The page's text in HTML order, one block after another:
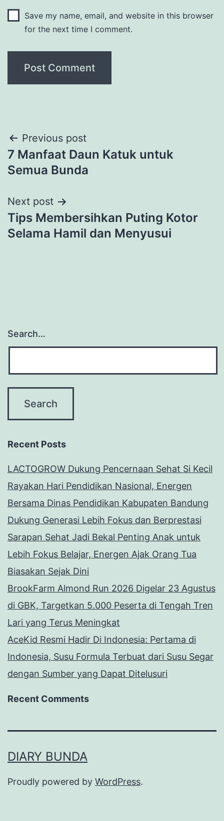
Save my name, email, and website in this browser
for the next time I comment.
Post
navigation
Previous post
7 Manfaat Daun Katuk untuk
Semua Bunda
Next post
Tips Membersihkan Puting Kotor
Selama Hamil dan Menyusui
Search…
Recent Posts
LACTOGROW Dukung Pencernaan Sehat Si Kecil
Rayakan Hari Pendidikan Nasional, Energen
Bersama Dinas Pendidikan Kabupaten Bandung
Dukung Generasi Lebih Fokus dan Berprestasi
Sarapan Sehat Jadi Bekal Penting Anak untuk
Lebih Fokus Belajar, Energen Ajak Orang Tua
Biasakan Sejak Dini
BrookFarm Almond Run 2026 Digelar 23 Agustus
di GBK, Targetkan 5.000 Peserta di Tengah Tren
Lari yang Terus Meningkat
AceKid Resmi Hadir Di Indonesia: Pertama di
Indonesia, Susu Formula Terbuat dari Susu Segar
dengan Sumber yang Dapat Ditelusuri
Recent Comments
DIARY BUNDA
Proudly powered by WordPress.